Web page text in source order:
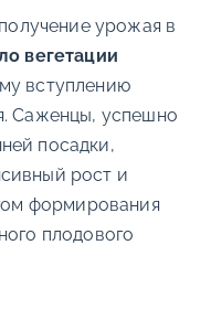
урожая в
вегетации
вступлению
Саженцы, успешно
посадки,
рост и
формирования
плодового